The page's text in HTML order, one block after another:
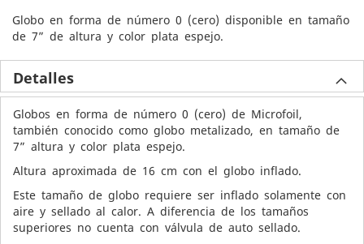
Globo en forma de número 0 (cero) disponible en tamaño
de 7” de altura y color plata espejo.
Detalles
Globos en forma de número 0 (cero) de Microfoil,
también conocido como globo metalizado, en tamaño de
7” altura y color plata espejo.
Altura aproximada de 16 cm con el globo inflado.
Este tamaño de globo requiere ser inflado solamente con
aire y sellado al calor. A diferencia de los tamaños
superiores no cuenta con válvula de auto sellado.